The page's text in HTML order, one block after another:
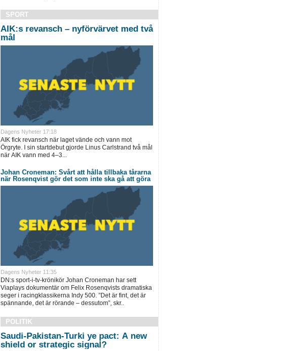
SPORT
AIK:s revansch – nyförvärvet med två
mål
Dagens Nyheter 17:18
AIK fick revansch när laget vände och vann mot
Örgryte. I sin startdebut gjorde Linus Carlstrand två mål
när AIK vann med 4–3...
Johan Croneman: Svårt att hålla tillbaka tårarna
när Rosenqvist gör det som inte ska gå att göra
Dagens Nyheter 11:35
DN:s sport-i-tv-krönikör Johan Croneman har sett
Viaplays dokumentär om Felix Rosenqvists dramatiska
seger i racingklassikerna Indy 500. ”Det är fint, det är
spännande, det är rörande – dessutom”, skr..
POLITIK
Saudi-Pakistan-Turki ye pact: A new
shield or strategic signal?